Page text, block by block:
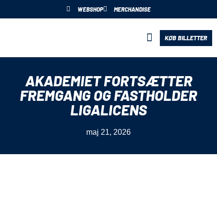
WEBSHOP MERCHANDISE
KØB BILLETTER
AKADEMIET FORTSÆTTER
FREMGANG OG FASTHOLDER
LIGALICENS
maj 21, 2026